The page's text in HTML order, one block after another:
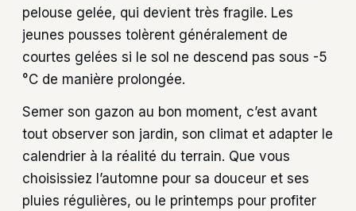
pelouse gelée, qui devient très fragile. Les
jeunes pousses tolèrent généralement de
courtes gelées si le sol ne descend pas sous -5
°C de manière prolongée.
Semer son gazon au bon moment, c’est avant
tout observer son jardin, son climat et adapter le
calendrier à la réalité du terrain. Que vous
choisissiez l’automne pour sa douceur et ses
pluies régulières, ou le printemps pour profiter